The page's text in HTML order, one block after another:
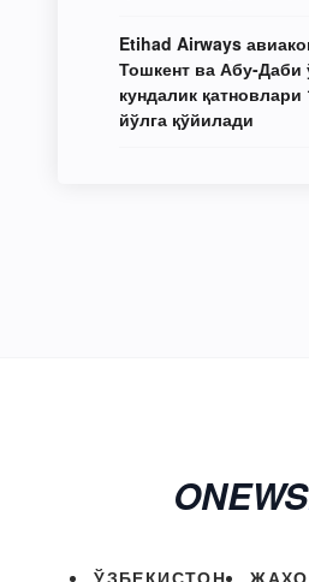
Etihad Airways
Тошкент ва Абу-Даби
кундалик қатновлари
йўлга қўйилади
ONEWS
ЎЗБЕКИСТОН